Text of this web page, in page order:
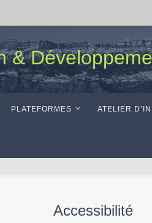
&
PLATEFORMES ATELIER
Accessibilité